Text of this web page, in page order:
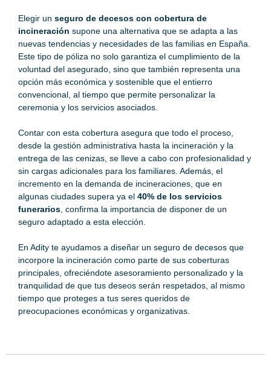
Elegir un seguro de decesos con cobertura de
incineración supone una alternativa que se adapta a las
nuevas tendencias y necesidades de las familias en España.
Este tipo de póliza no solo garantiza el cumplimiento de la
voluntad del asegurado, sino que también representa una
opción más económica y sostenible que el entierro
convencional, al tiempo que permite personalizar la
ceremonia y los servicios asociados.
Contar con esta cobertura asegura que todo el proceso,
desde la gestión administrativa hasta la incineración y la
entrega de las cenizas, se lleve a cabo con profesionalidad y
sin cargas adicionales para los familiares. Además, el
incremento en la demanda de incineraciones, que en
algunas ciudades supera ya el 40% de los servicios
funerarios , confirma la importancia de disponer de un
seguro adaptado a esta elección.
En Adity te ayudamos a diseñar un seguro de decesos que
incorpore la incineración como parte de sus coberturas
principales, ofreciéndote asesoramiento personalizado y la
tranquilidad de que tus deseos serán respetados, al mismo
tiempo que proteges a tus seres queridos de
preocupaciones económicas y organizativas.